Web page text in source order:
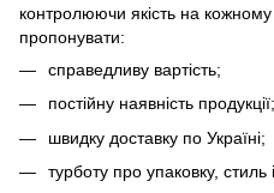
контролюючи якість на
пропонувати:
справедливу вартість;
постійну наявність продукції;
швидку доставку по Україні;
турботу про упаковку, стиль і